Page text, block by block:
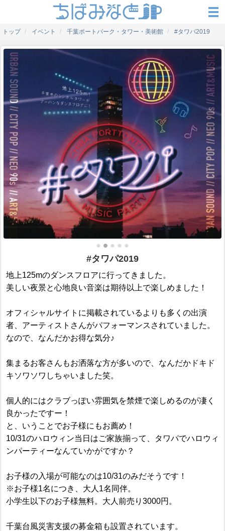
トップ イベント 千葉ポートパーク・タワー・美術館 #タワパ2019
#タワパ2019
地上125mのダンスフロアに行ってきました。
美しい夜景と心地良い音楽は期待以上で楽しめました！
オフィシャルサイトに掲載されているよりも多くの出演
者、アーティストさんがパフォーマンスされていました。
なので、なんだかお得な気分♪
集まるお客さんもお洒落な方が多いので、なんだかドキド
キソワソワしちゃいました笑。
個人的にはクラブっぽい雰囲気を禁煙で楽しめるのが凄く
良かったですー！
と、いうことでお子様にもお薦め！
10/31のハロウィン当日はご家族揃って、タワパでハロウィ
ンパーティーなんていかがですか？
お子様の入場が可能なのは10/31のみだそうです！
※お子様1名につき、大人1名同伴。
小学生以下のお子様無料。大人前売り3000円。
千葉台風災害支援の募金箱も設置されています。